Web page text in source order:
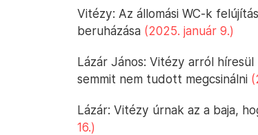
Vitézy: Az állomási WC-k
beruházása (2025. január 9.)
Lázár János: Vitézy arról
semmit nem tudott megcsinálni
Lázár: Vitézy úrnak az a baja,
16.)